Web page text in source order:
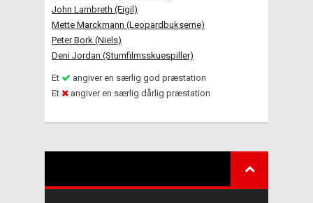
John Lambreth (Eigil)
Mette Marckmann (Leopardbukserne)
Peter Bork (Niels)
Deni Jordan (Stumfilmsskuespiller)
Et
angiver en særlig god præstation
Et
angiver en særlig dårlig præstation